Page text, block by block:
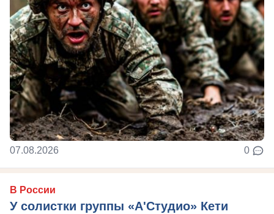
07.08.2026 0
В России
У солистки группы «А'Студио» Кети